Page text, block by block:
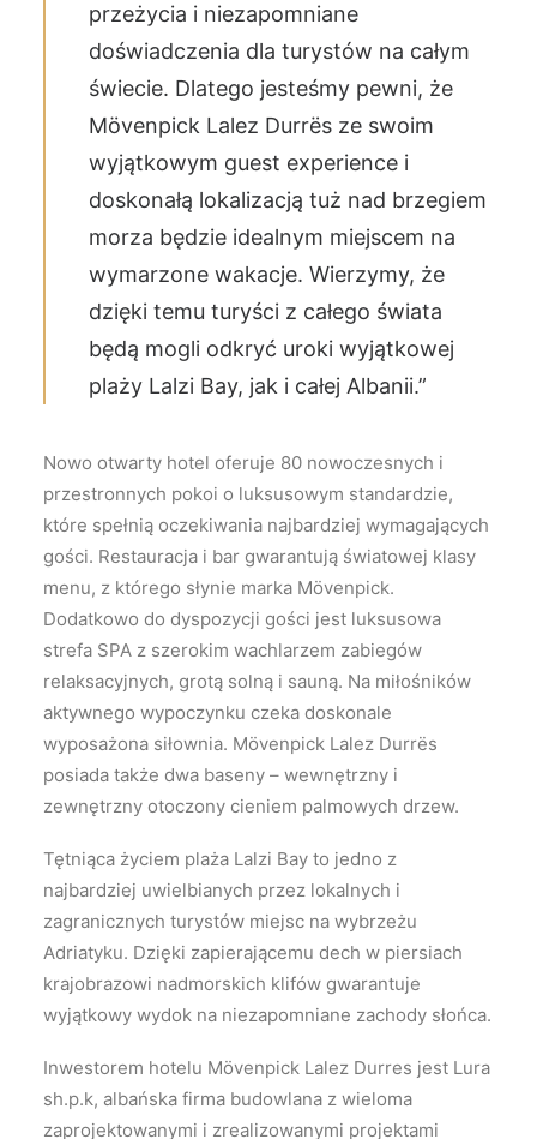
przeżycia i niezapomniane
doświadczenia dla turystów na całym
świecie. Dlatego jesteśmy pewni, że
Mövenpick Lalez Durrës ze swoim
wyjątkowym guest experience i
doskonałą lokalizacją tuż nad brzegiem
morza będzie idealnym miejscem na
wymarzone wakacje. Wierzymy, że
dzięki temu turyści z całego świata
będą mogli odkryć uroki wyjątkowej
plaży Lalzi Bay, jak i całej Albanii.”
Nowo otwarty hotel oferuje 80 nowoczesnych i
przestronnych pokoi o luksusowym standardzie,
które spełnią oczekiwania najbardziej wymagających
gości. Restauracja i bar gwarantują światowej klasy
menu, z którego słynie marka Mövenpick.
Dodatkowo do dyspozycji gości jest luksusowa
strefa SPA z szerokim wachlarzem zabiegów
relaksacyjnych, grotą solną i sauną. Na miłośników
aktywnego wypoczynku czeka doskonale
wyposażona siłownia. Mövenpick Lalez Durrës
posiada także dwa baseny – wewnętrzny i
zewnętrzny otoczony cieniem palmowych drzew.
Tętniąca życiem plaża Lalzi Bay to jedno z
najbardziej uwielbianych przez lokalnych i
zagranicznych turystów miejsc na wybrzeżu
Adriatyku. Dzięki zapierającemu dech w piersiach
krajobrazowi nadmorskich klifów gwarantuje
wyjątkowy wydok na niezapomniane zachody słońca.
Inwestorem hotelu Mövenpick Lalez Durres jest Lura
sh.p.k, albańska firma budowlana z wieloma
zaprojektowanymi i zrealizowanymi projektami